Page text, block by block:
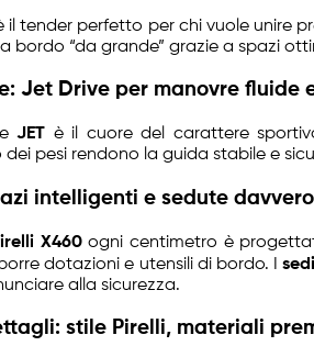
il tender perfetto per chi vuole unire
a bordo “da grande” grazie a spazi
Jet Drive per manovre fluide
JET è il cuore del carattere
pesi rendono la guida stabile e
intelligenti e sedute
X460ogni centimetro è
dotazioni e utensili di bordo. I
alla sicurezza.
stile Pirelli, materiali